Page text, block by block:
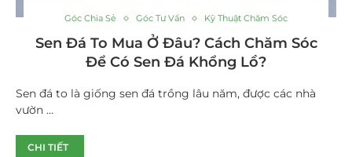
Góc Chia Sẻ Góc Tư Vấn Kỹ Thuật Chăm Sóc
Sen Đá To Mua Ở Đâu? Cách Chăm Sóc
Để Có Sen Đá Khổng Lồ?
Sen đá to là giống sen đá trồng lâu năm, được các nhà
vườn …
CHI TIẾT